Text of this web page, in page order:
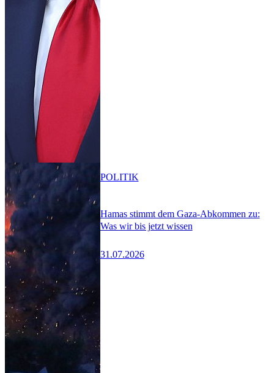
Hamas stimmt dem Gaza-Abkommen zu:
Was wir bis jetzt wissen
31.07.2026
POLITIK